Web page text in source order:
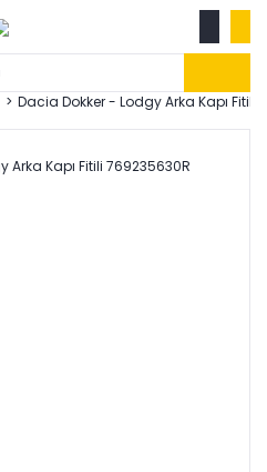
Dacia Dokker - Lodgy Arka Kapı Fitili